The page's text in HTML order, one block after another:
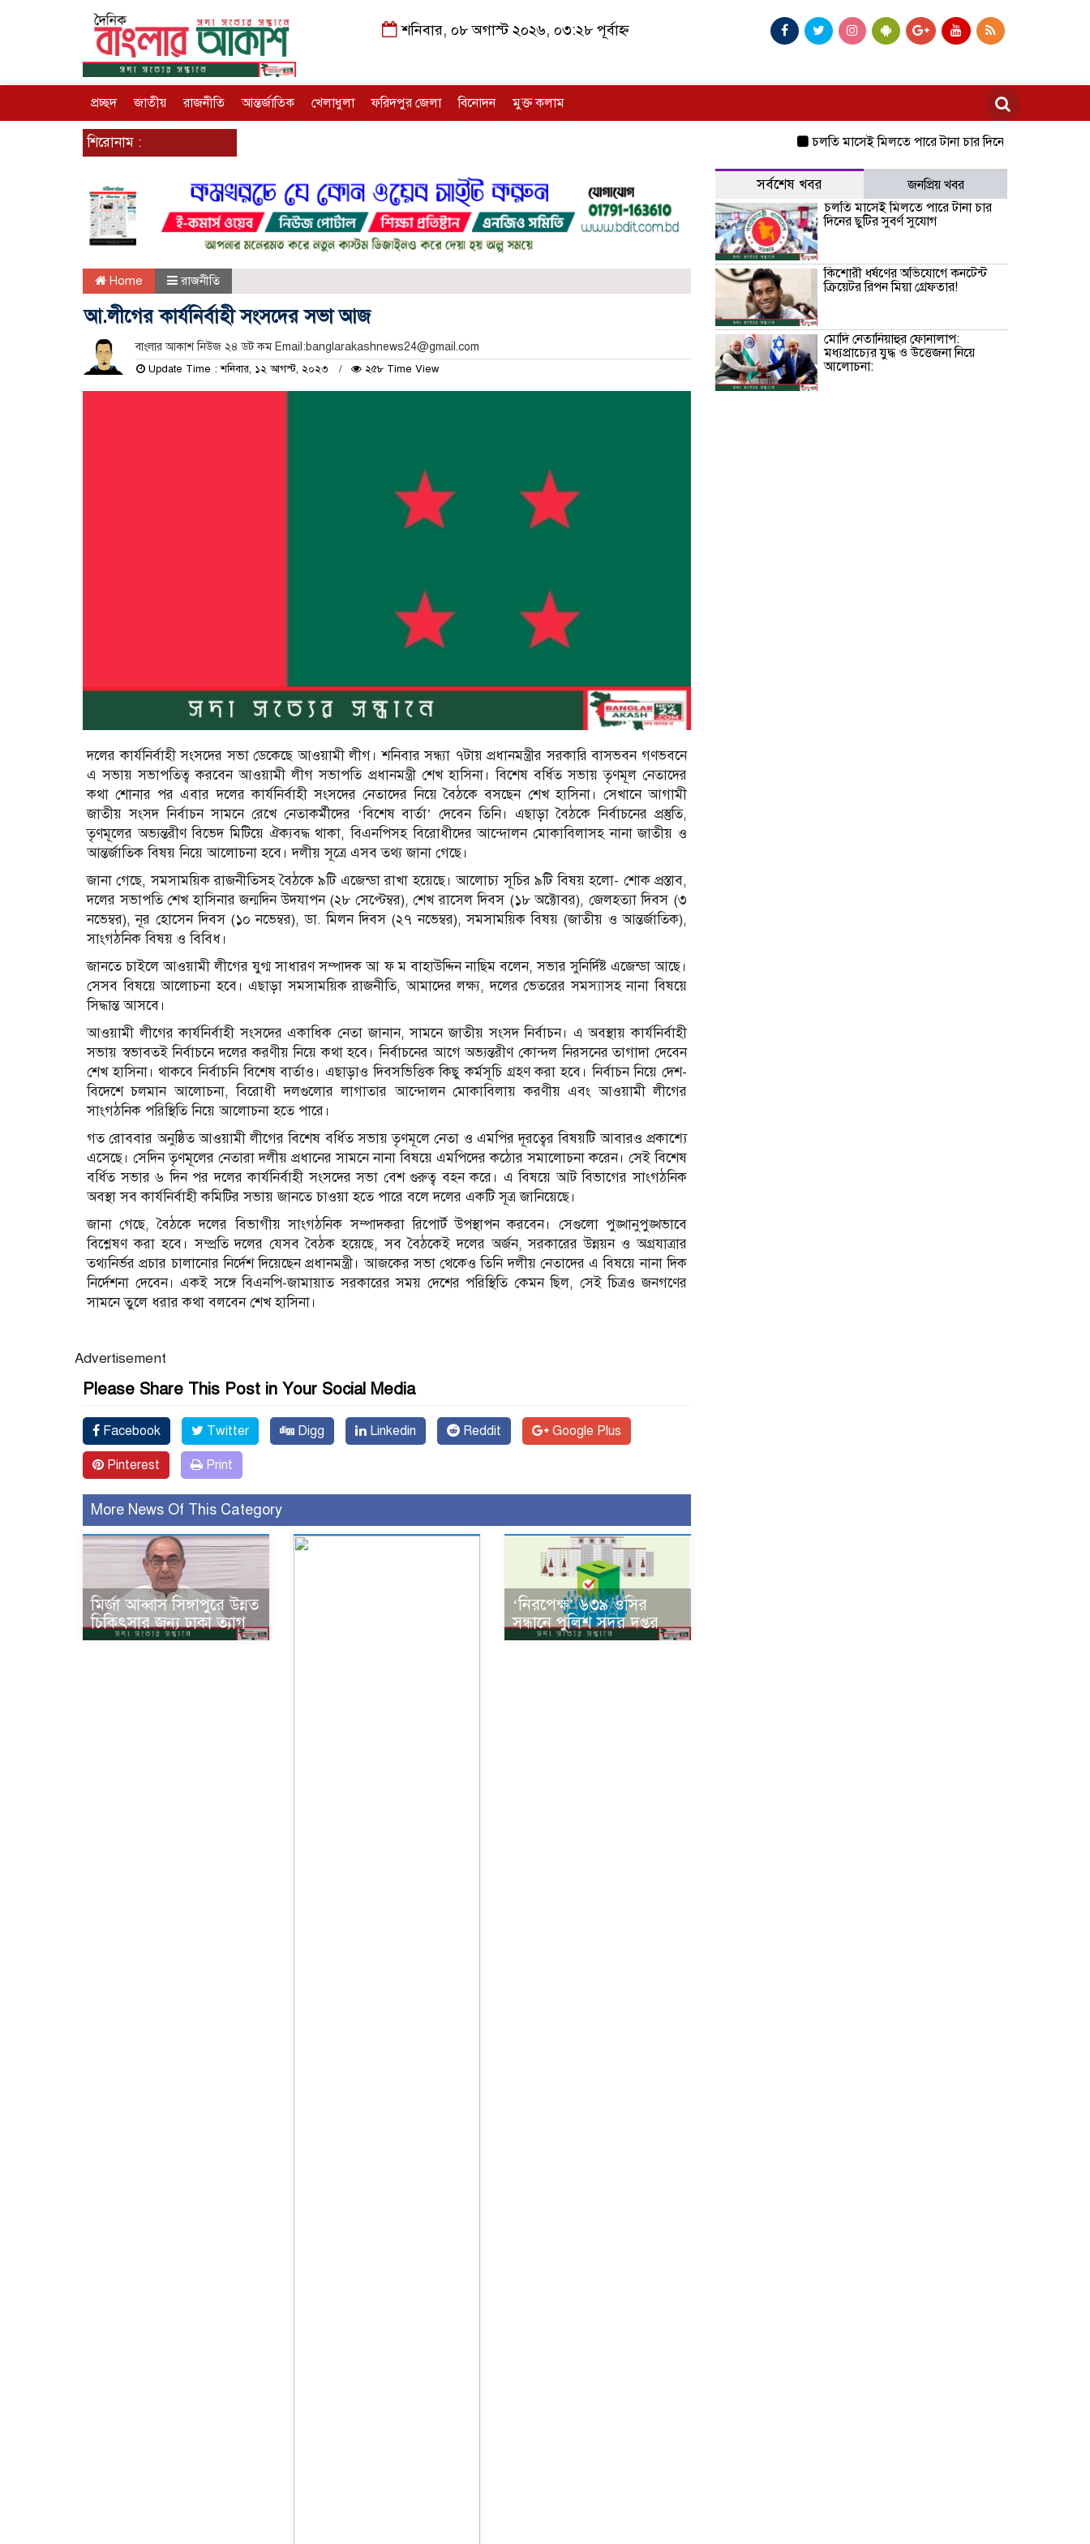
শনিবার, ০৮ অগাস্ট ২০২৬, ০৩:২৮ পূর্বাহ্ন
প্রচ্ছদ জাতীয় রাজনীতি আন্তর্জাতিক খেলাধুলা ফরিদপুর জেলা বিনোদন মুক্ত কলাম
শিরোনাম : চলতি মাসেই মিলতে পারে টানা চার দিনের ছুটির সুবর্ণ সুযোগ
Home রাজনীতি
আ.লীগের কার্যনির্বাহী সংসদের সভা আজ
বাংলার আকাশ নিউজ ২৪ ডট কম Email:banglarakashnews24@gmail.com
Update Time : শনিবার, ১২ আগস্ট, ২০২৩ ২৫৮ Time View
দলের কার্যনির্বাহী সংসদের সভা ডেকেছে আওয়ামী লীগ। শনিবার সন্ধ্যা ৭টায় প্রধানমন্ত্রীর সরকারি বাসভবন গণভবনে
এ সভায় সভাপতিত্ব করবেন আওয়ামী লীগ সভাপতি প্রধানমন্ত্রী শেখ হাসিনা। বিশেষ বর্ধিত সভায় তৃণমূল নেতাদের
কথা শোনার পর এবার দলের কার্যনির্বাহী সংসদের নেতাদের নিয়ে বৈঠকে বসছেন শেখ হাসিনা। সেখানে আগামী
জাতীয় সংসদ নির্বাচন সামনে রেখে নেতাকর্মীদের ‘বিশেষ বার্তা’ দেবেন তিনি। এছাড়া বৈঠকে নির্বাচনের প্রস্তুতি,
তৃণমূলের অভ্যন্তরীণ বিভেদ মিটিয়ে ঐক্যবদ্ধ থাকা, বিএনপিসহ বিরোধীদের আন্দোলন মোকাবিলাসহ নানা জাতীয় ও
আন্তর্জাতিক বিষয় নিয়ে আলোচনা হবে। দলীয় সূত্রে এসব তথ্য জানা গেছে।
জানা গেছে, সমসাময়িক রাজনীতিসহ বৈঠকে ৯টি এজেন্ডা রাখা হয়েছে। আলোচ্য সূচির ৯টি বিষয় হলো- শোক প্রস্তাব,
দলের সভাপতি শেখ হাসিনার জন্মদিন উদযাপন (২৮ সেপ্টেম্বর), শেখ রাসেল দিবস (১৮ অক্টোবর), জেলহত্যা দিবস (৩
নভেম্বর), নূর হোসেন দিবস (১০ নভেম্বর), ডা. মিলন দিবস (২৭ নভেম্বর), সমসাময়িক বিষয় (জাতীয় ও আন্তর্জাতিক),
সাংগঠনিক বিষয় ও বিবিধ।
জানতে চাইলে আওয়ামী লীগের যুগ্ম সাধারণ সম্পাদক আ ফ ম বাহাউদ্দিন নাছিম বলেন, সভার সুনির্দিষ্ট এজেন্ডা আছে।
সেসব বিষয়ে আলোচনা হবে। এছাড়া সমসাময়িক রাজনীতি, আমাদের লক্ষ্য, দলের ভেতরের সমস্যাসহ নানা বিষয়ে
সিদ্ধান্ত আসবে।
আওয়ামী লীগের কার্যনির্বাহী সংসদের একাধিক নেতা জানান, সামনে জাতীয় সংসদ নির্বাচন। এ অবস্থায় কার্যনির্বাহী
সভায় স্বভাবতই নির্বাচনে দলের করণীয় নিয়ে কথা হবে। নির্বাচনের আগে অভ্যন্তরীণ কোন্দল নিরসনের তাগাদা দেবেন
শেখ হাসিনা। থাকবে নির্বাচনি বিশেষ বার্তাও। এছাড়াও দিবসভিত্তিক কিছু কর্মসূচি গ্রহণ করা হবে। নির্বাচন নিয়ে দেশ-
বিদেশে চলমান আলোচনা, বিরোধী দলগুলোর লাগাতার আন্দোলন মোকাবিলায় করণীয় এবং আওয়ামী লীগের
সাংগঠনিক পরিস্থিতি নিয়ে আলোচনা হতে পারে।
গত রোববার অনুষ্ঠিত আওয়ামী লীগের বিশেষ বর্ধিত সভায় তৃণমূলে নেতা ও এমপির দূরত্বের বিষয়টি আবারও প্রকাশ্যে
এসেছে। সেদিন তৃণমূলের নেতারা দলীয় প্রধানের সামনে নানা বিষয়ে এমপিদের কঠোর সমালোচনা করেন। সেই বিশেষ
বর্ধিত সভার ৬ দিন পর দলের কার্যনির্বাহী সংসদের সভা বেশ গুরুত্ব বহন করে। এ বিষয়ে আট বিভাগের সাংগঠনিক
অবস্থা সব কার্যনির্বাহী কমিটির সভায় জানতে চাওয়া হতে পারে বলে দলের একটি সূত্র জানিয়েছে।
জানা গেছে, বৈঠকে দলের বিভাগীয় সাংগঠনিক সম্পাদকরা রিপোর্ট উপস্থাপন করবেন। সেগুলো পুঙ্খানুপুঙ্খভাবে
বিশ্লেষণ করা হবে। সম্প্রতি দলের যেসব বৈঠক হয়েছে, সব বৈঠকেই দলের অর্জন, সরকারের উন্নয়ন ও অগ্রযাত্রার
তথ্যনির্ভর প্রচার চালানোর নির্দেশ দিয়েছেন প্রধানমন্ত্রী। আজকের সভা থেকেও তিনি দলীয় নেতাদের এ বিষয়ে নানা দিক
নির্দেশনা দেবেন। একই সঙ্গে বিএনপি-জামায়াত সরকারের সময় দেশের পরিস্থিতি কেমন ছিল, সেই চিত্রও জনগণের
সামনে তুলে ধরার কথা বলবেন শেখ হাসিনা।
Advertisement
Please Share This Post in Your Social Media
Facebook Twitter Digg Linkedin Reddit Google Plus
Pinterest Print
More News Of This Category
মির্জা আব্বাস সিঙ্গাপুরে উন্নত
চিকিৎসার জন্য ঢাকা ত্যাগ
‘নিরপেক্ষ’ ৬৩৯ ওসির
সন্ধানে পুলিশ সদর দপ্তর
সর্বশেষ খবর
জনপ্রিয় খবর
চলতি মাসেই মিলতে পারে টানা চার
দিনের ছুটির সুবর্ণ সুযোগ
কিশোরী ধর্ষণের অভিযোগে কনটেন্ট
ক্রিয়েটর রিপন মিয়া গ্রেফতার!
মোদি নেতানিয়াহুর ফোনালাপ:
মধ্যপ্রাচ্যের যুদ্ধ ও উত্তেজনা নিয়ে
আলোচনা: